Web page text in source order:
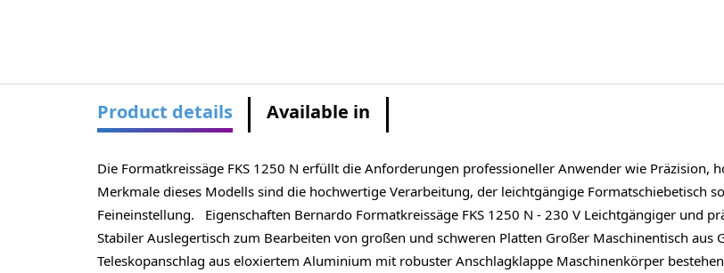
Product details Available in
Die Formatkreissäge FKS 1250 N erfüllt die Anforderungen professioneller Anwender wie
Merkmale dieses Modells sind die hochwertige Verarbeitung, der leichtgängige Formatschiebetisch
Feineinstellung. Eigenschaften Bernardo Formatkreissäge FKS 1250 N - 230 V Leichtgängiger und
Stabiler Auslegertisch zum Bearbeiten von großen und schweren Platten Großer Maschinentisch
Teleskopanschlag aus eloxiertem Aluminium mit robuster Anschlagklappe Maschinenkörper